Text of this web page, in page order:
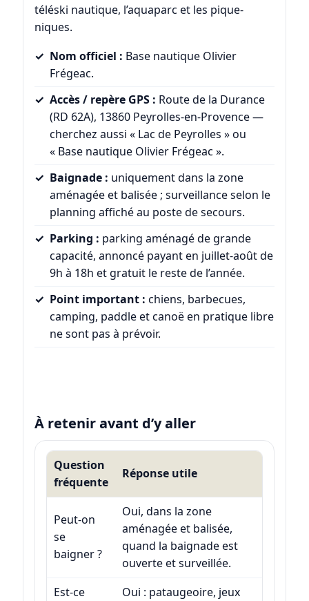
téléski nautique, l’aquaparc et les pique-
niques.
Nom officiel : Base nautique Olivier
Frégeac.
Accès / repère GPS : Route de la Durance
(RD 62A), 13860 Peyrolles-en-Provence —
cherchez aussi « Lac de Peyrolles » ou
« Base nautique Olivier Frégeac ».
Baignade : uniquement dans la zone
aménagée et balisée ; surveillance selon le
planning affiché au poste de secours.
Parking : parking aménagé de grande
capacité, annoncé payant en juillet-août de
9h à 18h et gratuit le reste de l’année.
Point important : chiens, barbecues,
camping, paddle et canoë en pratique libre
ne sont pas à prévoir.
À retenir avant d’y aller
Question
fréquente
Réponse utile
Peut-on
se
baigner ?
Oui, dans la zone
aménagée et balisée,
quand la baignade est
ouverte et surveillée.
Est-ce
Oui : pataugeoire, jeux